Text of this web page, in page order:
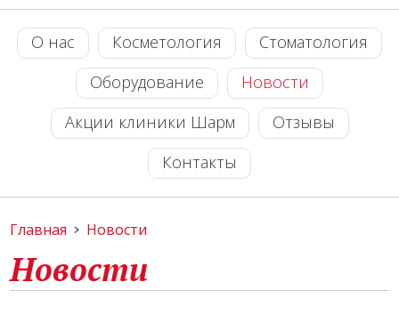
О нас Косметология
Стоматология
Оборудование
Новости
Акции клиники Шарм
Отзывы
Контакты
Главная Новости
Новости